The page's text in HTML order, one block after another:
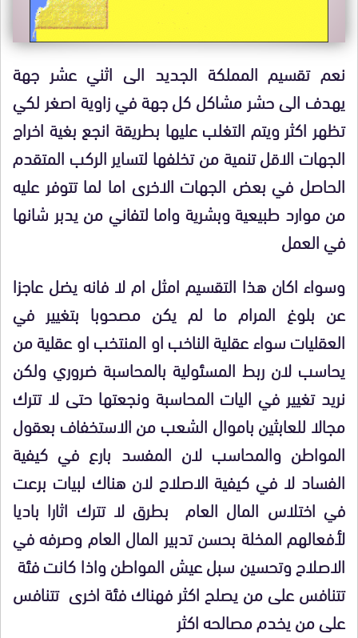
نعم تقسيم المملكة الجديد الى اثني عشر جهة
يهدف الى حشر مشاكل كل جهة في زاوية اصغر لكي
تظهر اكثر ويتم التغلب عليها بطريقة انجع بغية اخراج
الجهات الاقل تنمية من تخلفها لتساير الركب المتقدم
الحاصل في بعض الجهات الاخرى اما لما تتوفر عليه
من موارد طبيعية وبشرية واما لتفاني من يدبر شانها
في العمل
وسواء اكان هذا التقسيم امثل ام لا فانه يضل عاجزا
عن بلوغ المرام ما لم يكن مصحوبا بتغيير في
العقليات سواء عقلية الناخب او المنتخب او عقلية من
يحاسب لان ربط المسئولية بالمحاسبة ضروري ولكن
نريد تغيير في اليات المحاسبة ونجعتها حتى لا تترك
مجالا للعابثين باموال الشعب من الاستخفاف بعقول
المواطن والمحاسب لان المفسد بارع في كيفية
الفساد لا في كيفية الاصلاح لان هناك لبيات برعت
في اختلاس المال العام بطرق لا تترك اثارا باديا
لأفعالهم المخلة بحسن تدبير المال العام وصرفه في
الاصلاح وتحسين سبل عيش المواطن واذا كانت فئة
تتنافس على من يصلح اكثر فهناك فئة اخرى تتنافس
على من يخدم مصالحه اكثر